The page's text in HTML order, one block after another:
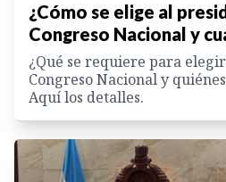
¿Cómo se elige al
Congreso Nacional y
¿Qué se requiere para
Congreso Nacional y
Aquí los detalles.